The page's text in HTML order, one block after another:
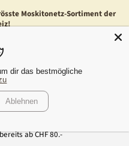
Moskitonetz-Sortiment der
ab CHF 80.-
dir das bestmögliche
Ablehnen